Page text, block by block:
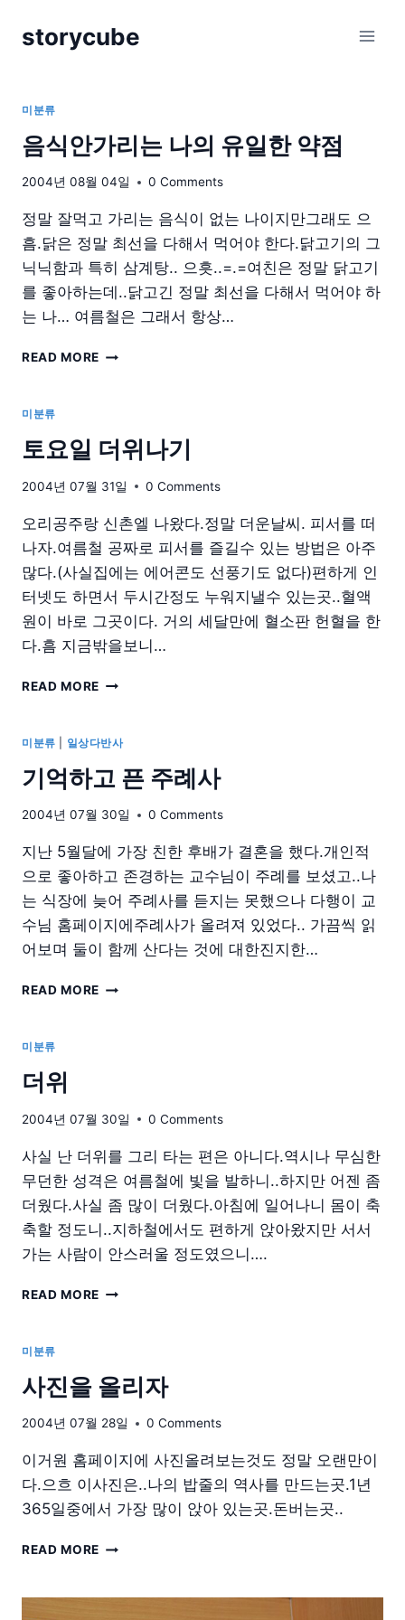
storycube
미분류
음식안가리는 나의 유일한 약점
2004년 08월 04일 0 Comments
정말 잘먹고 가리는 음식이 없는 나이지만그래도 으
흠.닭은 정말 최선을 다해서 먹어야 한다.닭고기의 그
닉닉함과 특히 삼계탕.. 으흣..=.=여친은 정말 닭고기
를 좋아하는데..닭고긴 정말 최선을 다해서 먹어야 하
는 나… 여름철은 그래서 항상…
READ MORE 음
는
의
일
한
점
미분류
토요일 더위나기
2004년 07월 31일 0 Comments
오리공주랑 신촌엘 나왔다.정말 더운날씨. 피서를 떠
나자.여름철 공짜로 피서를 즐길수 있는 방법은 아주
많다.(사실집에는 에어콘도 선풍기도 없다)편하게 인
터넷도 하면서 두시간정도 누워지낼수 있는곳..혈액
원이 바로 그곳이다. 거의 세달만에 혈소판 헌혈을 한
다.흠 지금밖을보니…
READ MORE
더
나
미분류 일상다반사
기억하고 픈 주례사
2004년 07월 30일 0 Comments
지난 5월달에 가장 친한 후배가 결혼을 했다.개인적
으로 좋아하고 존경하는 교수님이 주례를 보셨고..나
는 식장에 늦어 주례사를 듣지는 못했으나 다행이 교
수님 홈페이지에주례사가 올려져 있었다.. 가끔씩 읽
어보며 둘이 함께 산다는 것에 대한진지한…
READ MORE 기
사
미분류
더위
2004년 07월 30일 0 Comments
사실 난 더위를 그리 타는 편은 아니다.역시나 무심한
무던한 성격은 여름철에 빛을 발하니..하지만 어젠 좀
더웠다.사실 좀 많이 더웠다.아침에 일어나니 몸이 축
축할 정도니..지하철에서도 편하게 앉아왔지만 서서
가는 사람이 안스러울 정도였으니….
READ MORE
미분류
사진을 올리자
2004년 07월 28일 0 Comments
이거원 홈페이지에 사진올려보는것도 정말 오랜만이
다.으흐 이사진은..나의 밥줄의 역사를 만드는곳.1년
365일중에서 가장 많이 앉아 있는곳.돈버는곳..
READ MORE 사
올